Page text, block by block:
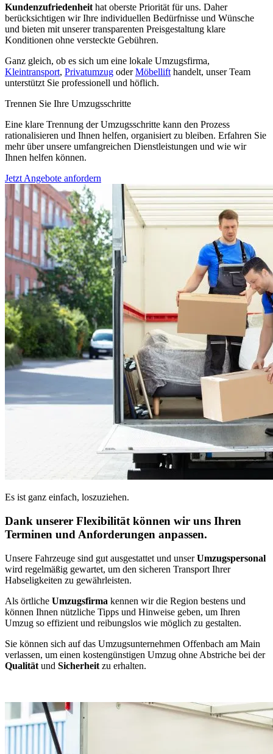
Kundenzufriedenheit hat oberste Priorität für uns. Daher
berücksichtigen wir Ihre individuellen Bedürfnisse und Wünsche
und bieten mit unserer transparenten Preisgestaltung klare
Konditionen ohne versteckte Gebühren.
Ganz gleich, ob es sich um eine lokale Umzugsfirma,
Kleintransport, Privatumzug oderMöbellift handelt, unser Team
unterstützt Sie professionell und höflich.
Trennen Sie Ihre Umzugsschritte
Eine klare Trennung der Umzugsschritte kann den Prozess
rationalisieren und Ihnen helfen, organisiert zu bleiben. Erfahren Sie
mehr über unsere umfangreichen Dienstleistungen und wie wir
Ihnen helfen können.
Jetzt Angebote anfordern
Es ist ganz einfach, loszuziehen.
Dank unserer Flexibilität können wir uns Ihren
Terminen und Anforderungen anpassen.
Unsere Fahrzeuge sind gut ausgestattet und unserUmzugspersonal
wird regelmäßig gewartet, um den sicheren Transport Ihrer
Habseligkeiten zu gewährleisten.
Als örtliche Umzugsfirma kennen wir die Region bestens und
können Ihnen nützliche Tipps und Hinweise geben, um Ihren
Umzug so effizient und reibungslos wie möglich zu gestalten.
Sie können sich auf das Umzugsunternehmen Offenbach am Main
verlassen, um einen kostengünstigen Umzug ohne Abstriche bei der
Qualität und Sicherheit zu erhalten.